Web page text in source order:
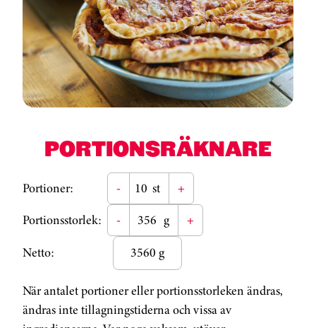
PORTIONSRÄKNARE
Portioner: - st
+
Portionsstorlek:
- g
+
Netto:
3560 g
När antalet portioner eller portionsstorleken ändras,
ändras inte tillagningstiderna och vissa av